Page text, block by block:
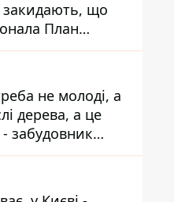
закидають, що
План
20%
не молоді, а
дерева, а це
забудовник